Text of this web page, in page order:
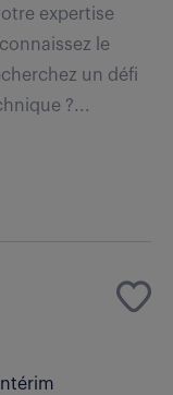
expertise
le
un défi
?...